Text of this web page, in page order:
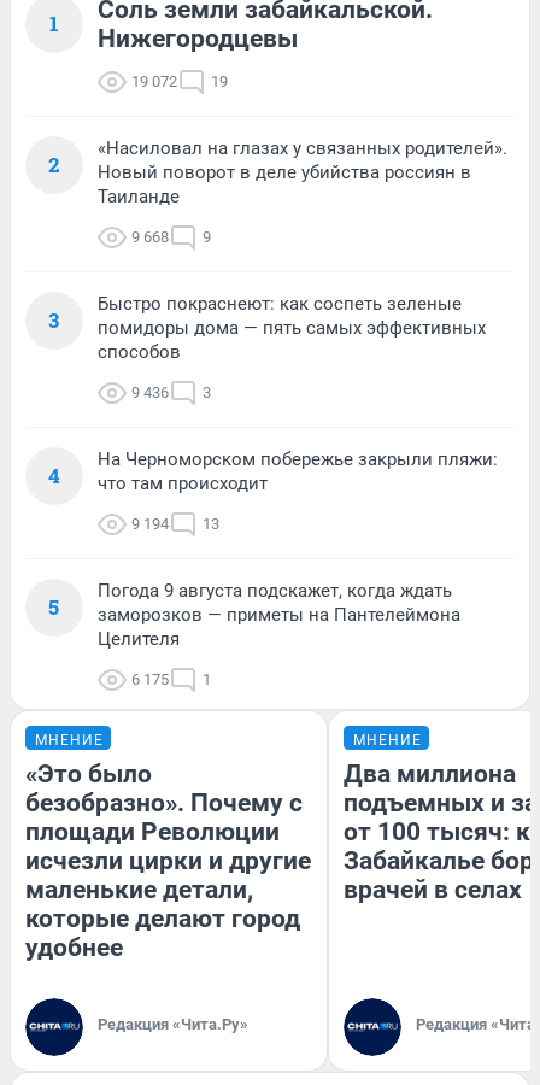
1
Соль земли забайкальской.
Нижегородцевы
19 072 19
2
«Насиловал на глазах у связанных родителей».
Новый поворот в деле убийства россиян в
Таиланде
9 668 9
3
Быстро покраснеют: как соспеть зеленые
помидоры дома — пять самых эффективных
способов
9 436 3
4
На Черноморском побережье закрыли пляжи:
что там происходит
9 194 13
5
Погода 9 августа подскажет, когда ждать
заморозков — приметы на Пантелеймона
Целителя
6 175 1
МНЕНИЕ
«Это было
безобразно». Почему с
площади Революции
исчезли цирки и другие
маленькие детали,
которые делают город
удобнее
Редакция «Чита.Ру»
МНЕНИЕ
Два миллиона
подъемных и
от 100 тысяч:
Забайкалье
врачей в селах
Редакция